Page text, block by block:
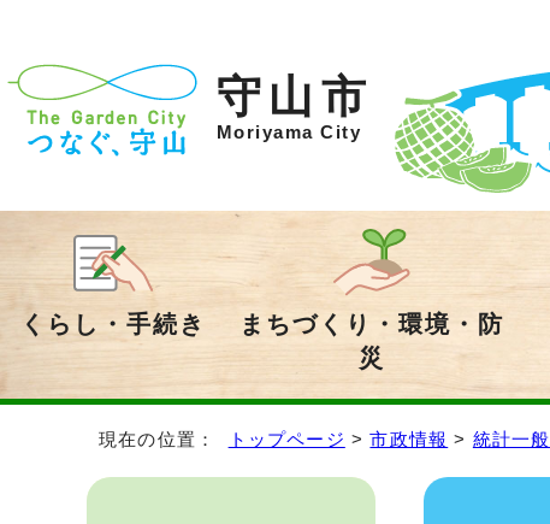
守山市
Moriyama City
くらし・手続き
まちづくり・環境・防
災
現在の位置： トップページ >市政情報 > 統計一般